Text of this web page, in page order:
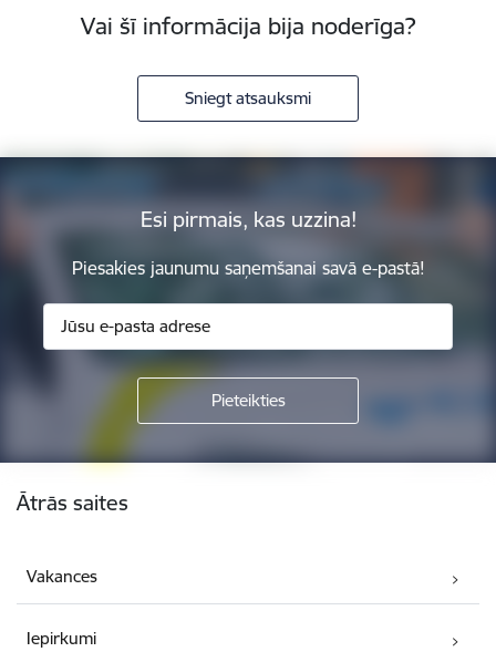
Vai šī informācija bija noderīga?
Sniegt atsauksmi
Esi pirmais, kas uzzina!
Piesakies jaunumu saņemšanai savā e-pastā!
Ātrās saites
Vakances
Iepirkumi